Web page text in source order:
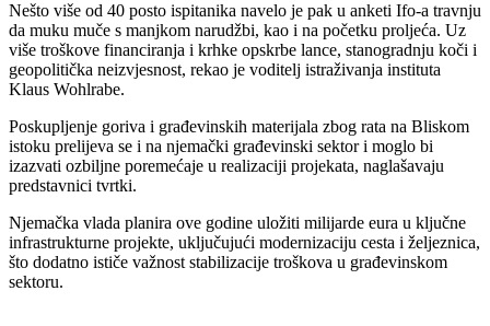
Nešto više od 40 posto ispitanika navelo je pak u anketi Ifo-a travnju
da muku muče s manjkom narudžbi, kao i na početku proljeća. Uz
više troškove financiranja i krhke opskrbe lance, stanogradnju koči i
geopolitička neizvjesnost, rekao je voditelj istraživanja instituta
Klaus Wohlrabe.
Poskupljenje goriva i građevinskih materijala zbog rata na Bliskom
istoku prelijeva se i na njemački građevinski sektor i moglo bi
izazvati ozbiljne poremećaje u realizaciji projekata, naglašavaju
predstavnici tvrtki.
Njemačka vlada planira ove godine uložiti milijarde eura u ključne
infrastrukturne projekte, uključujući modernizaciju cesta i željeznica,
što dodatno ističe važnost stabilizacije troškova u građevinskom
sektoru.